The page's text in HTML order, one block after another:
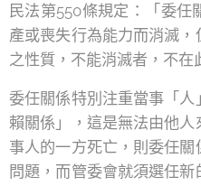
民法第550條規定：「委任
產或喪失行為能力而消滅
之性質，不能消滅者，不在
委任關係特別注重當事「
賴關係」，這是無法由他
事人的一方死亡，則委任
問題，而管委會就須選任